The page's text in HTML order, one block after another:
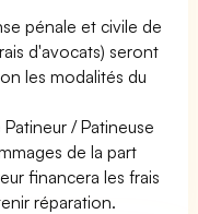
pénale et civile de
d'avocats) seront
les modalités du
/ Patineuse
de la part
financera les frais
réparation.